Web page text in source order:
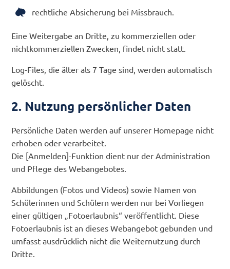
rechtliche Absicherung bei Missbrauch.
Eine Weitergabe an Dritte, zu kommerziellen oder
nichtkommerziellen Zwecken, findet nicht statt.
Log-Files, die älter als 7 Tage sind, werden automatisch
gelöscht.
2. Nutzung persönlicher Daten
Persönliche Daten werden auf unserer Homepage nicht
erhoben oder verarbeitet.
Die [Anmelden]-Funktion dient nur der Administration
und Pflege des Webangebotes.
Abbildungen (Fotos und Videos) sowie Namen von
Schülerinnen und Schülern werden nur bei Vorliegen
einer gültigen „Fotoerlaubnis“ veröffentlicht. Diese
Fotoerlaubnis ist an dieses Webangebot gebunden und
umfasst ausdrücklich nicht die Weiternutzung durch
Dritte.